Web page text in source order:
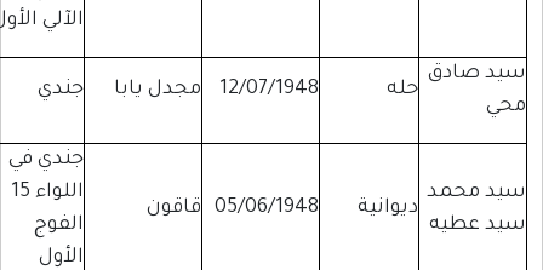
الآلي الأول
جندي مجدل يابا 12/07/1948 حله
سيد صادق
محي
جندي في
اللواء 15
الفوج
الأول
قاقون 05/06/1948 ديوانية
سيد محمد
سيد عطيه